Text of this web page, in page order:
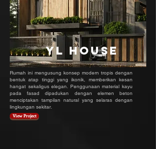
YL HOuse
Rumah ini mengusung konsep modern tropis dengan
bentuk atap tinggi yang ikonik, memberikan kesan
hangat sekaligus elegan. Penggunaan material kayu
pada fasad dipadukan dengan elemen beton
menciptakan tampilan natural yang selaras dengan
lingkungan sekitar.
View Project